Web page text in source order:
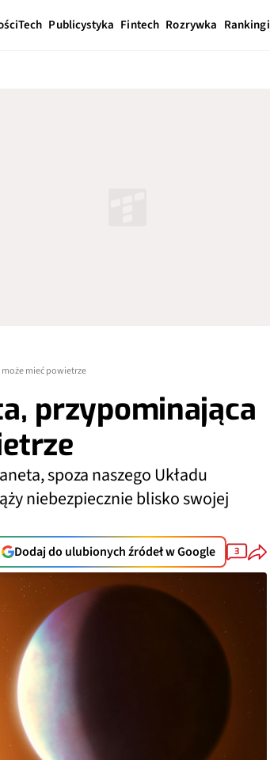
Tech Publicystyka Fintech Rozrywka Rankingi
mieć powietrze
przypominająca
spoza naszego Układu
niebezpiecznie blisko swojej
Dodaj do ulubionych źródeł w Google 3